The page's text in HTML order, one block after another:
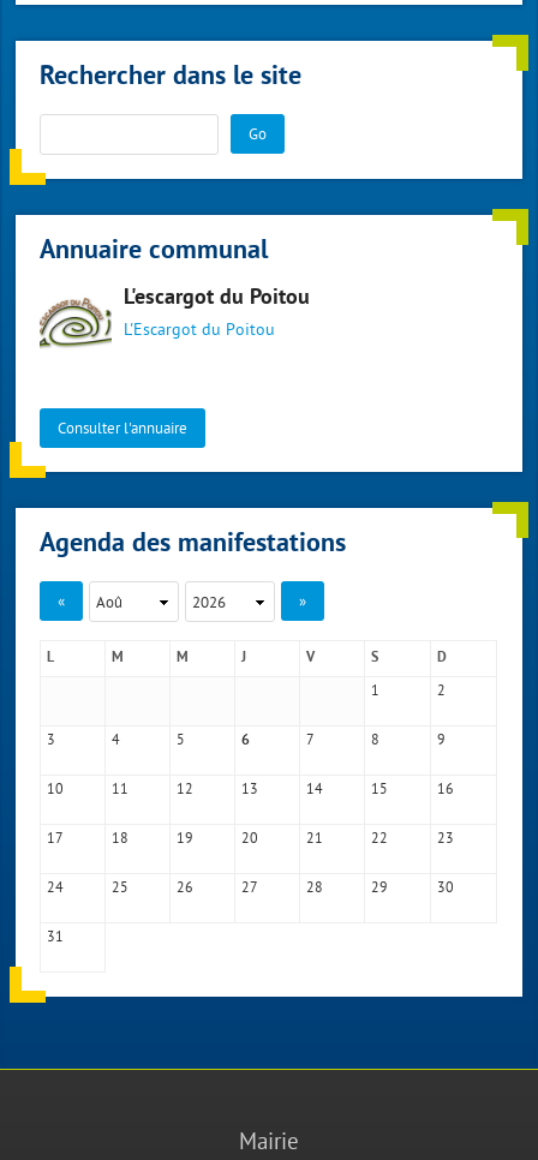
Rechercher dans le site
Go
Annuaire communal
L'escargot du Poitou
L'Escargot du Poitou
Consulter l'annuaire
Agenda des manifestations
« »
L M M J V S D
1 2
3 4 5 6 7 8 9
10 11 12 13 14 15 16
17 18 19 20 21 22 23
24 25 26 27 28 29 30
31
Mairie